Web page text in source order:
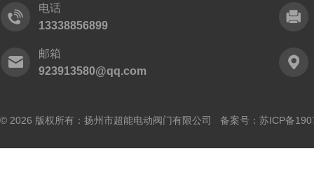
电话
13338856899
邮箱
923913580@qq.com
© 2026 版权所有：扬州市超能电动阀门有限公司 备案号： 苏ICP备